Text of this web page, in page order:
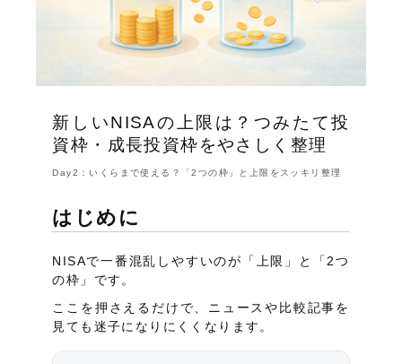
新しいNISAの上限は？つみたて投
資枠・成長投資枠をやさしく整理
Day2：いくらまで使える？「2つの枠」と上限をスッキリ整理
はじめに
NISAで一番混乱しやすいのが「上限」と「2つ
の枠」です。
ここを押さえるだけで、ニュースや比較記事を
見ても迷子になりにくくなります。